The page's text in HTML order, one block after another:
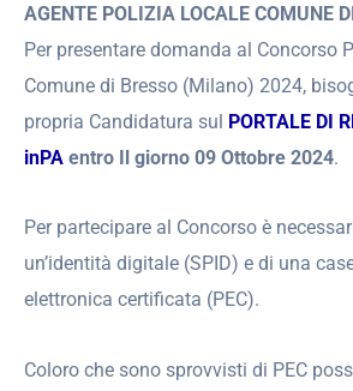
AGENTE POLIZIA LOCALE COMUNE
Per presentare domanda al Concorso
Comune di Bresso (Milano) 2024,
propria Candidatura sul PORTALE DI
inPA entro Il giorno 09 Ottobre 2024.
Per partecipare al Concorso è
un’identità digitale (SPID) e di una
elettronica certificata (PEC).
Coloro che sono sprovvisti di PEC